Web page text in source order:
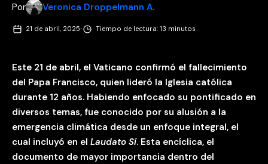
Por Veronica Droppelmann A.
21 de abril, 2025· Tiempo de lectura: 13 minutos
Este 21 de abril, el Vaticano confirmó el fallecimiento
del Papa Francisco, quien lideró la Iglesia católica
durante 12 años. Habiendo enfocado su pontificado en
diversos temas, fue conocido por su alusión a la
emergencia climática desde un enfoque integral, el
cual incluyó en el Laudato Sí. Esta encíclica, el
documento de mayor importancia dentro del